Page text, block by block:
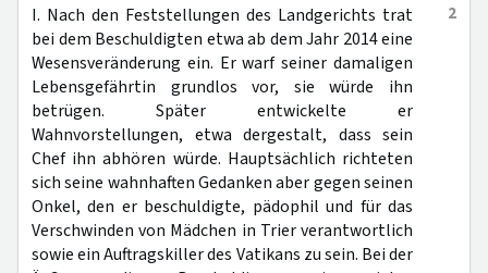
2
I. Nach den Feststellungen des Landgerichts trat
bei dem Beschuldigten etwa ab dem Jahr 2014 eine
Wesensveränderung ein. Er warf seiner damaligen
Lebensgefährtin grundlos vor, sie würde ihn
betrügen. Später entwickelte er
Wahnvorstellungen, etwa dergestalt, dass sein
Chef ihn abhören würde. Hauptsächlich richteten
sich seine wahnhaften Gedanken aber gegen seinen
Onkel, den er beschuldigte, pädophil und für das
Verschwinden von Mädchen in Trier verantwortlich
sowie ein Auftragskiller des Vatikans zu sein. Bei der